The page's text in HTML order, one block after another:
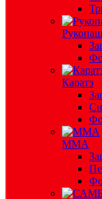
Каратэ
ММА